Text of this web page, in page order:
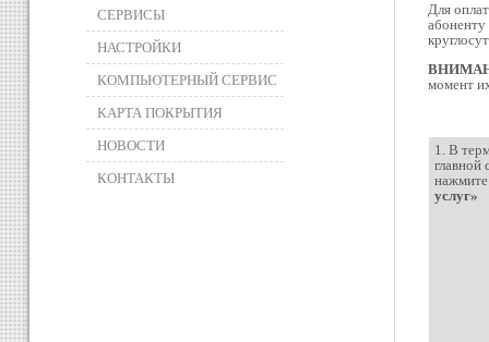
СЕРВИСЫ
НАСТРОЙКИ
КОМПЬЮТЕРНЫЙ СЕРВИС
КАРТА ПОКРЫТИЯ
НОВОСТИ
КОНТАКТЫ
Для
момент
1. В
главной
услуг»